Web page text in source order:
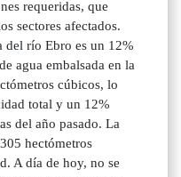
requeridas, que
sectores afectados.
del río Ebro es un 12%
agua embalsada en la
cúbicos, lo
total y un 12%
del año pasado. La
hectómetros
A día de hoy, no se